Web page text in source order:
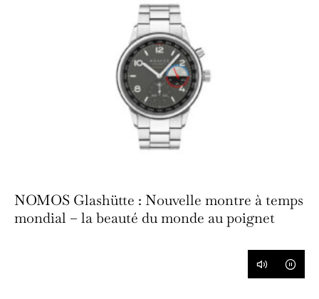
NOMOS Glashütte : Nouvelle montre à temps
mondial – la beauté du monde au poignet